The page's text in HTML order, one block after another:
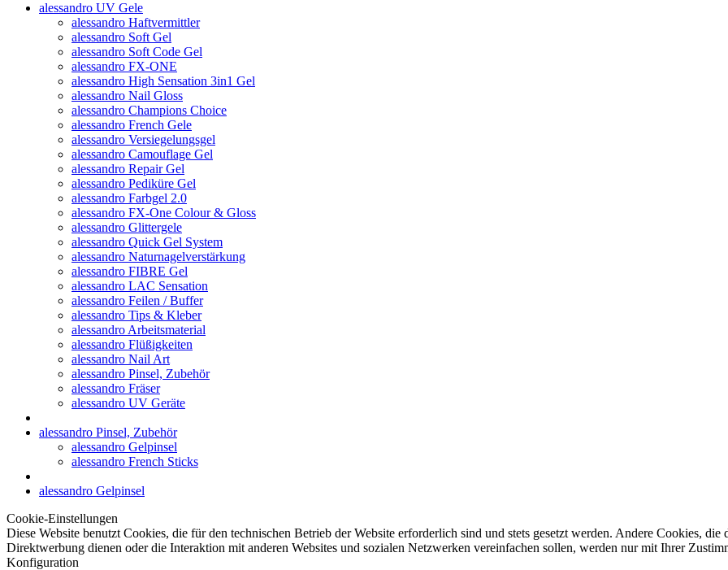
alessandro UV Gele
alessandro Haftvermittler
alessandro Soft Gel
alessandro Soft Code Gel
alessandro FX-ONE
alessandro High Sensation 3in1 Gel
alessandro Nail Gloss
alessandro Champions Choice
alessandro French Gele
alessandro Versiegelungsgel
alessandro Camouflage Gel
alessandro Repair Gel
alessandro Pediküre Gel
alessandro Farbgel 2.0
alessandro FX-One Colour & Gloss
alessandro Glittergele
alessandro Quick Gel System
alessandro Naturnagelverstärkung
alessandro FIBRE Gel
alessandro LAC Sensation
alessandro Feilen / Buffer
alessandro Tips & Kleber
alessandro Arbeitsmaterial
alessandro Flüßigkeiten
alessandro Nail Art
alessandro Pinsel, Zubehör
alessandro Fräser
alessandro UV Geräte
alessandro Pinsel, Zubehör
alessandro Gelpinsel
alessandro French Sticks
alessandro Gelpinsel
Cookie-Einstellungen
Diese Website benutzt Cookies, die für den technischen Betrieb der Website erforderlich sind und stets gesetzt werden. Andere Cookies,
Direktwerbung dienen oder die Interaktion mit anderen Websites und sozialen Netzwerken vereinfachen sollen, werden nur mit Ihrer
Konfiguration